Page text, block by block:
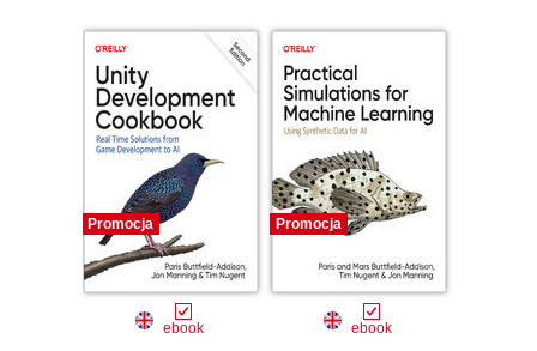
Promocja
ebook
Promocja
ebook